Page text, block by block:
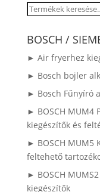
Keresés
következőre:
BOSCH /
► Air fryerhez
► Bosch bojler
► Bosch Fűnyíró
► BOSCH MUM4
kiegészítők és
► BOSCH MUM5
feltehető
► BOSCH
kiegészítők